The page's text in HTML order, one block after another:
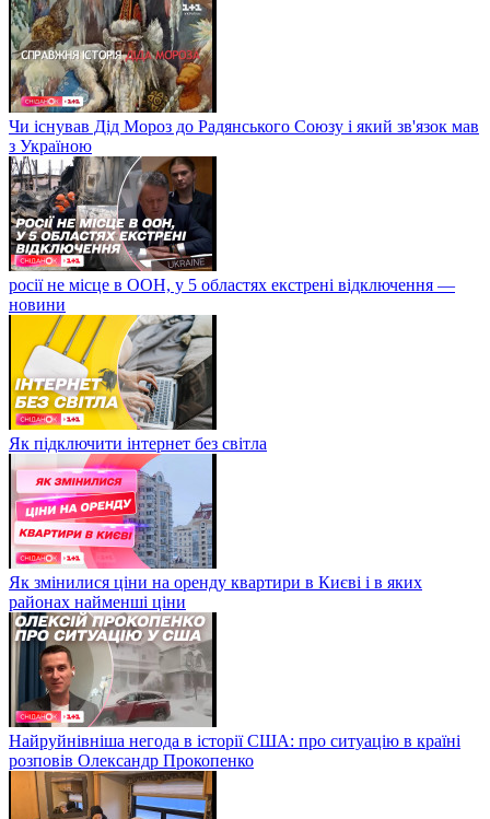
Чи існував Дід Мороз до Радянського Союзу і який зв'язок мав
з Україною
росії не місце в ООН, у 5 областях екстрені відключення —
новини
Як підключити інтернет без світла
Як змінилися ціни на оренду квартири в Києві і в яких
районах найменші ціни
Найруйнівніша негода в історії США: про ситуацію в країні
розповів Олександр Прокопенко